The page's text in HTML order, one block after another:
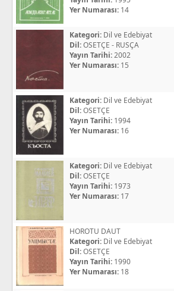
Yer Numarası: 14
Kategori: Dil ve Edebiyat
Dil:OSETÇE - RUSÇA
Yayın Tarihi:2002
Yer Numarası: 15
Kategori: Dil ve Edebiyat
Dil:OSETÇE
Yayın Tarihi: 1994
Yer Numarası: 16
Kategori: Dil ve Edebiyat
Dil:OSETÇE
Yayın Tarihi: 1973
Yer Numarası: 17
HOROTU DAUT
Kategori: Dil ve Edebiyat
Dil:OSETÇE
Yayın Tarihi: 1990
Yer Numarası: 18